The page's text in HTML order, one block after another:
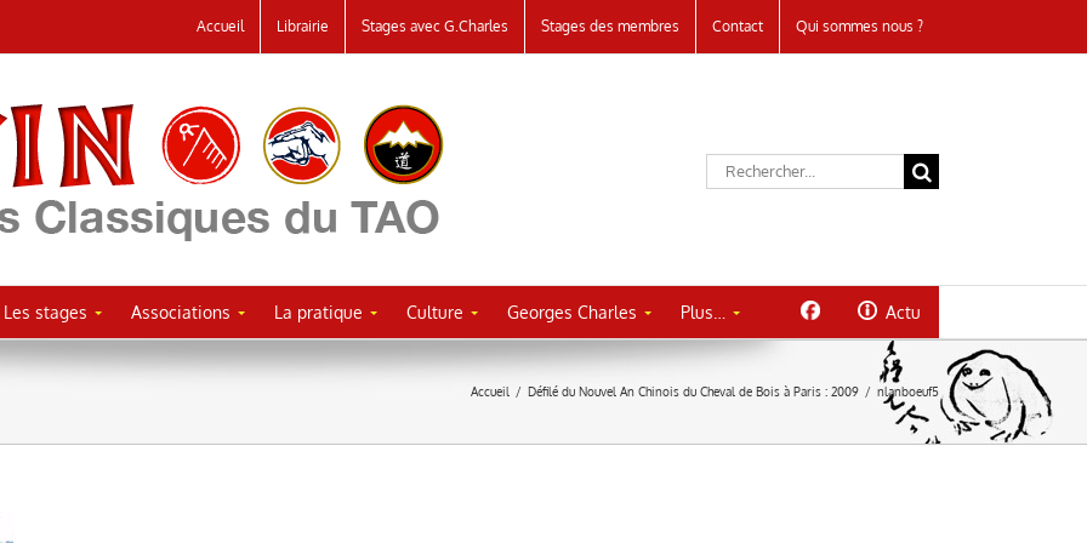
Accueil Librairie Stages avec G.Charles Stages des membres Contact Qui sommes nous ?
Rechercher:
Les stages Associations La pratique Culture Georges Charles Plus… Actu
Accueil / Défilé du Nouvel An Chinois du Cheval de Bois à Paris : 2009 / nlanboeuf5